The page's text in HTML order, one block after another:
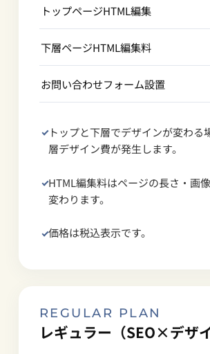
トップページHTML編集
下層ページHTML編集料
お問い合わせフォーム設置
トップと下層でデザインが変わる
層デザイン費が発生します。
HTML編集料はページの長さ・画
変わります。
価格は税込表示です。
REGULAR PLAN
レギュラー（SEO×デザイ